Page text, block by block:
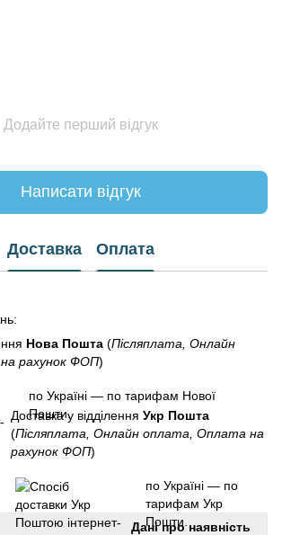
Додайте перший відгук
Написати відгук
Доставка Оплата
Нова Пошта (Післяплата, Онлайн
рахунок ФОП)
по Україні — по тарифам Нової
Пошти.
Доставка у відділення Укр Пошта
(Післяплата, Онлайн оплата, Оплата на
рахунок ФОП)
по Україні — по
тарифам Укр
Пошти.
Дані про наявність